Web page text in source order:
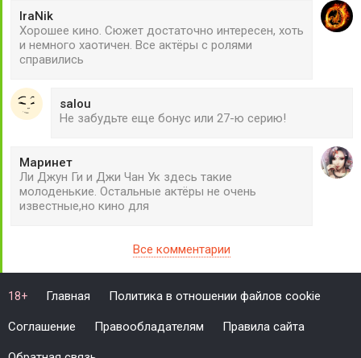
IraNik
Хорошее кино. Сюжет достаточно интересен, хоть
и немного хаотичен. Все актёры с ролями
справились
salou
Не забудьте еще бонус или 27-ю серию!
Маринет
Ли Джун Ги и Джи Чан Ук здесь такие
молоденькие. Остальные актёры не очень
известные,но кино для
Все комментарии
18+ Главная Политика в отношении файлов cookie
Соглашение Правообладателям Правила сайта